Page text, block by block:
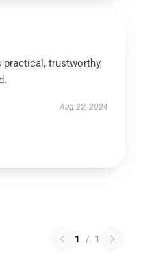
practical, trustworthy,
Aug 22, 2024
1 / 1